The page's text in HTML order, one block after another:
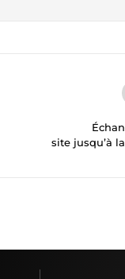
site jusqu’à